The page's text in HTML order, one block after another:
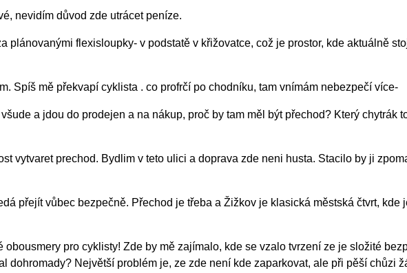
důvod zde utrácet peníze.
flexisloupky- v podstatě v křižovatce, což je prostor, kde aktuálně
mě překvapí cyklista . co profrčí po chodníku, tam vnímám nebezpečí více-
a jdou do prodejen a na nákup, proč by tam měl být přechod? Který chytrák
prechod. Bydlim v teto ulici a doprava zde neni husta. Stacilo by ji
vůbec bezpečně. Přechod je třeba a Žižkov je klasická městská čtvrt, kde
pro cyklisty! Zde by mě zajímalo, kde se vzalo tvrzení ze je složité
dohromady? Největší problém je, ze zde není kde zaparkovat, ale při pěší chůzi